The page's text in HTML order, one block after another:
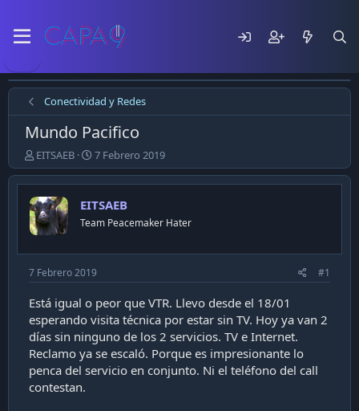
Conectividad y Redes
Mundo Pacifico
E
m
p
e
z
ó
l
t
e
m
EITSAEB
F
e
c
a
d
p
u
b
c
a
c
i
7 Febrero 2019
EITSAEB
Team Peacemaker Hater
7 Febrero 2019 #1
Está igual o peor que VTR. Llevo desde el 18/01
esperando visita técnica por estar sin TV. Hoy ya van 2
días sin ninguno de los 2 servicios. TV e Internet.
Reclamo ya se escaló. Porque es impresionante lo
penca del servicio en conjunto. Ni el teléfono del call
contestan.